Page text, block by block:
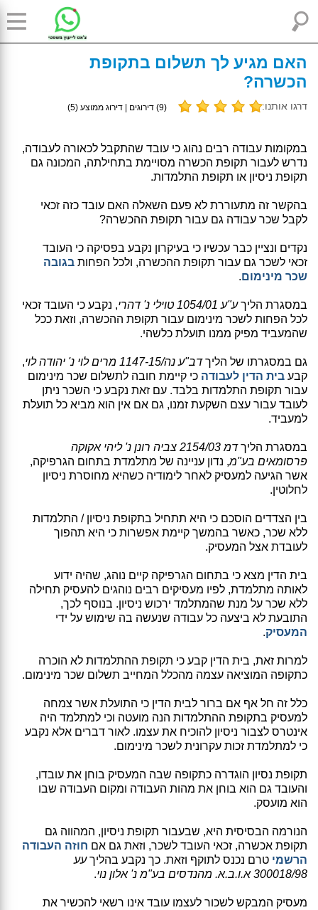
האם מגיע לך תשלום בתקופת
הכשרה?
דרגו אותנו: (
9) דירוגים | דירוג ממוצע (5
)
במקומות עבודה רבים נהוג כי עובד שהתקבל לכאורה לעבודה,
נדרש לעבור תקופת הכשרה מסויימת בתחילתה, המכונה גם
תקופת ניסיון או תקופת התלמדות.
בהקשר זה מתעוררת לא פעם השאלה האם עובד כזה זכאי
לקבל שכר עבודה גם עבור תקופת ההכשרה?
נקדים ונציין כבר עכשיו כי בעיקרון נקבע בפסיקה כי העובד
זכאי לשכר גם עבור תקופת ההכשרה, ולכל הפחות בגובה
שכר מינימום.
במסגרת הליךע"ע 1054/01 טוילי נ' דהרי
, נקבע כי העובד זכאי
לכל הפחות לשכר מינימום עבור תקופת ההכשרה, וזאת ככל
שהמעביד מפיק ממנו תועלת כלשהי.
גם במסגרתו של הליךדב"ע נה/1147-15 מרים לוי נ' יהודה לוי
,
קבע בית הדין לעבודה כי קיימת חובה לתשלום שכר מינימום
עבור תקופת התלמדות בלבד. עם זאת נקבע כי השכר ניתן
לעובד עבור עצם השקעת זמנו, גם אם אין הוא מביא כל תועלת
למעביד.
במסגרת הליך
דמ 2154/03 צביה רונן נ' ליהי אקוקה
פרסומאים בע"מ, נדון עניינה של מתלמדת בתחום הגרפיקה,
אשר הגיעה למעסיק לאחר לימודיה כשהיא מחוסרת ניסיון
לחלוטין.
בין הצדדים הוסכם כי היא תתחיל בתקופת ניסיון / התלמדות
ללא שכר, כאשר בהמשך קיימת אפשרות כי היא תהפוך
לעובדת אצל המעסיק.
בית הדין מצא כי בתחום הגרפיקה קיים נוהג, שהיה ידוע
לאותה מתלמדת, לפיו מעסיקים רבים נוהגים להעסיק תחילה
ללא שכר על מנת שהמתלמד ירכוש ניסיון. בנוסף לכך,
התובעת לא ביצעה כל עבודה שנעשה בה שימוש על ידי
המעסיק.
למרות זאת, בית הדין קבע כי תקופת ההתלמדות לא הוכרה
כתקופה המוציאה עצמה מהכלל המחייב תשלום שכר מינימום.
כלל זה חל אף אם ברור לבית הדין כי התועלת אשר צמחה
למעסיק בתקופת ההתלמדות הנה מועטה וכי למתלמד היה
אינטרס לצבור ניסיון להוכיח את עצמו. לאור דברים אלא נקבע
כי למתלמדת זכות עקרונית לשכר מינימום.
תקופת נסיון הוגדרה כתקופה שבה המעסיק בוחן את עובדו,
והעובד גם הוא בוחן את מהות העבודה ומקום העבודה שבו
הוא מועסק.
הנורמה הבסיסית היא, שבעבור תקופת ניסיון, המהווה גם
תקופת אכשרה, זכאי העובד לשכר, וזאת גם אם חוזה העבודה
הרשמי טרם נכנס לתוקף וזאת. כך נקבע בהליךעע
300018/98 א.ו.ב.א. מהנדסים בע"מ נ' אלון נוי
.
מעסיק המבקש לשכור לעצמו עובד אינו רשאי להכשיר את